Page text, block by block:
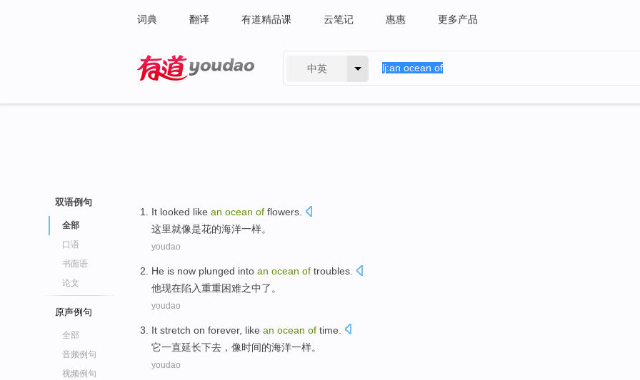
词典 翻译 有道精品课 云笔记 惠惠 更多产品
中英
双语例句
全部
口语
书面语
论文
原声例句
全部
音频例句
视频例句
It looked like an ocean of flowers
这里就像是花的海洋一样。
youdao
He is now plunged into an ocean of troubles
他现在陷入重重困难之中了 。
youdao
It stretch on forever, like an ocean of time
它一直延长下去 ， 像时间的海洋一样。
youdao